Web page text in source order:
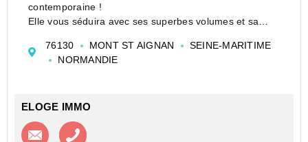
contemporaine !
Elle vous séduira avec ses superbes volumes et sa
Elle se compose d'un immense séjour d'environ 70m2,
de 4 chambres, 3 salle de bains, un sous-sol complet
76130 MONT ST AIGNAN
SEINE-MARITIME
NORMANDIE
ELOGE IMMO
Contacter l'agence